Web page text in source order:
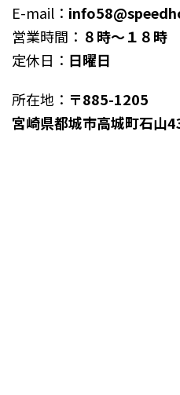
E-mail：
営業時間： ８時～１８時
定休日： 日曜日
所在地： 〒885-1205
宮崎県都城市高城町石山